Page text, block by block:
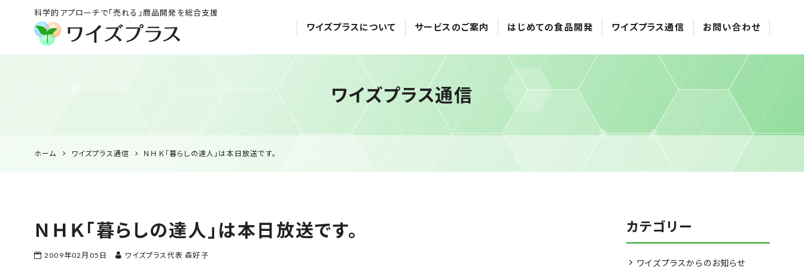
科学的アプローチで「売れる」商品開発を総合支援
HACCP衛生管理・食
品表示の専門コンサル
ワイズプラスについて サービスのご案内 はじめての食品開発 ワイズプラス通信 お問い合わせ
ワイズプラス通信
ホーム ワイズプラス通信 ＮＨＫ「暮らしの達人」は本日放送です。
ＮＨＫ「暮らしの達人」は本日放送です。
2009年02月05日 ワイズプラス代表 森好子
カテゴリー
ワイズプラスからのお知らせ